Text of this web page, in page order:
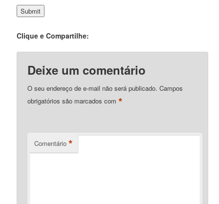
Clique e Compartilhe:
Deixe um comentário
O seu endereço de e-mail não será publicado. Campos
obrigatórios são marcados com*
Comentário *